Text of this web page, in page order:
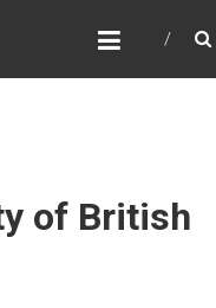
of British